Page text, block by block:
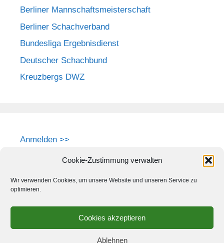
Cookie-Zustimmung verwalten
Wir verwenden Cookies, um unsere Website und unseren Service zu
optimieren.
Cookies akzeptieren
Ablehnen
Berliner Mannschaftsmeisterschaft
Berliner Schachverband
Bundesliga Ergebnisdienst
Deutscher Schachbund
Kreuzbergs DWZ
Anmelden >>